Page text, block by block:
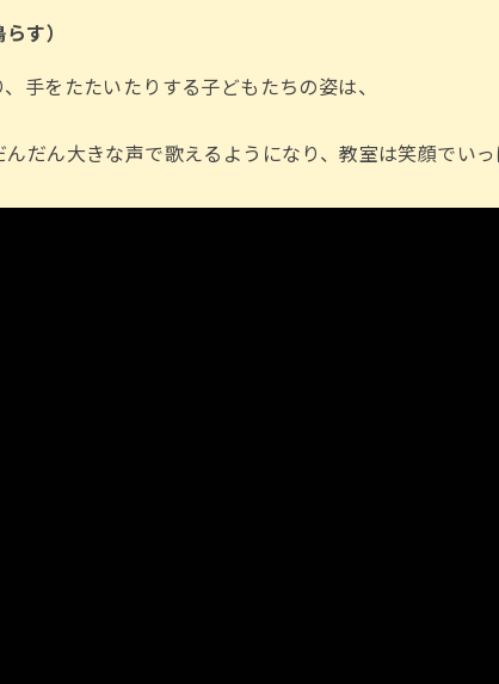
す）
手をたたいたりする子どもたちの姿は、
だん大きな声で歌えるようになり、教室は笑顔でい